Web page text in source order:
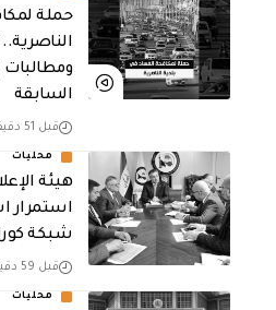
حملة
السابقة
قبل 51 دقيقة
محليات
هيئة
استمرار
شبكة
قبل 59 دقيقة
محليات